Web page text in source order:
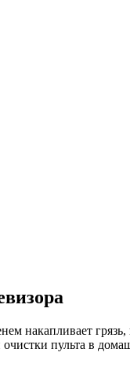
накапливает
пульта в